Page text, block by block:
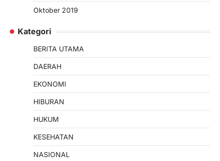
Oktober 2019
Kategori
BERITA UTAMA
DAERAH
EKONOMI
HIBURAN
HUKUM
KESEHATAN
NASIONAL